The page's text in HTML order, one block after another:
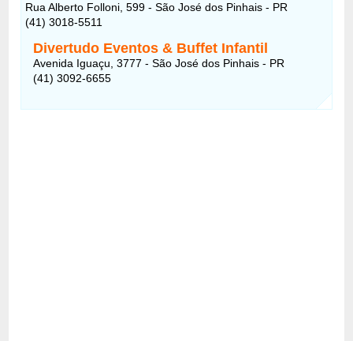
Rua Alberto Folloni, 599 - São José dos Pinhais - PR
(41) 3018-5511
Divertudo Eventos & Buffet Infantil
Avenida Iguaçu, 3777 - São José dos Pinhais - PR
(41) 3092-6655